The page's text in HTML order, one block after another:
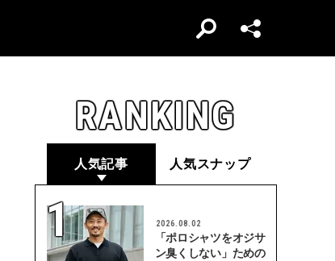
RANKING
人気記事 人気スナップ
2026.08.02
「ポロシャツをオジサ
ン臭くしない」ための